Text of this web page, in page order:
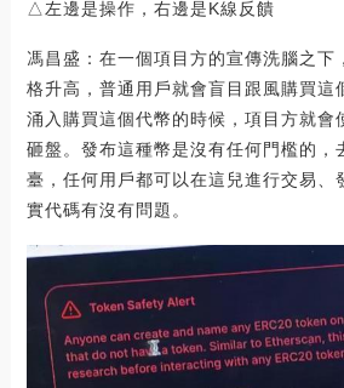
△左邊是操作，右邊是K線反饋
馮昌盛：在一個項目方的宣傳洗腦之下
格升高，普通用戶就會盲目跟風購買這
涌入購買這個代幣的時候，項目方就會
砸盤。發布這種幣是沒有任何門檻的，
臺，任何用戶都可以在這兒進行交易、
實代碼有沒有問題。